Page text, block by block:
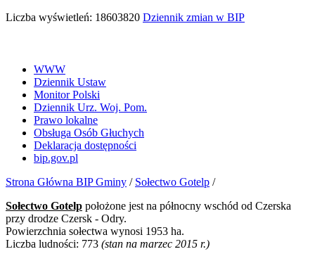
Liczba wyświetleń: 18603820 Dziennik zmian w BIP
WWW
Dziennik Ustaw
Monitor Polski
Dziennik Urz. Woj. Pom.
Prawo lokalne
Obsługa Osób Głuchych
Deklaracja dostępności
bip.gov.pl
Strona Główna BIP Gminy / Sołectwo Gotelp /
Sołectwo Gotelp położone jest na północny wschód od Czerska
przy drodze Czersk - Odry.
Powierzchnia sołectwa wynosi 1953 ha.
Liczba ludności: 773 (stan na marzec 2015 r.)